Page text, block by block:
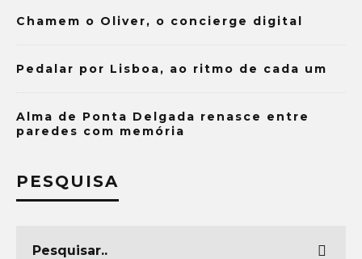
Chamem o Oliver, o concierge digital
Pedalar por Lisboa, ao ritmo de cada um
Alma de Ponta Delgada renasce entre
paredes com memória
PESQUISA